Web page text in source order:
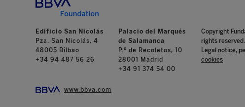
Edificio San Nicolás
Pza. San Nicolás, 4
48005 Bilbao
+34 94 487 56 26
Palacio del Marqués
de Salamanca
P.º de Recoletos, 10
28001 Madrid
+34 91 374 54 00
Copyright
rights reserved.
Legal notice,
cookies
www.bbva.com